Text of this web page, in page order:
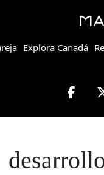
Explora Canadá